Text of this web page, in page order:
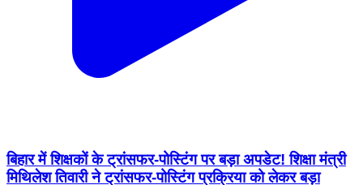
बिहार में शिक्षकों के ट्रांसफर-पोस्टिंग पर बड़ा अपडेट! शिक्षा मंत्री
मिथिलेश तिवारी ने ट्रांसफर-पोस्टिंग प्रक्रिया को लेकर बड़ा
के बाद आवेदनों के आधार पर ट्रांसफर की प्रक्रिया शुरू होने की
बात कही गई है। ➡️ सामान्य ट्रांसफर के लिए 17 सितंबर से पोर्टल